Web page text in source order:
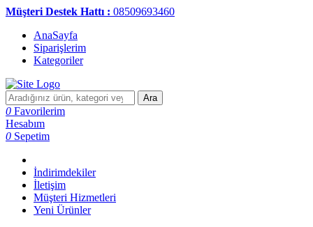
Müşteri Destek Hattı : 08509693460
AnaSayfa
Siparişlerim
Kategoriler
Ara
0 Favorilerim
Hesabım
0 Sepetim
İndirimdekiler
İletişim
Müşteri Hizmetleri
Yeni Ürünler